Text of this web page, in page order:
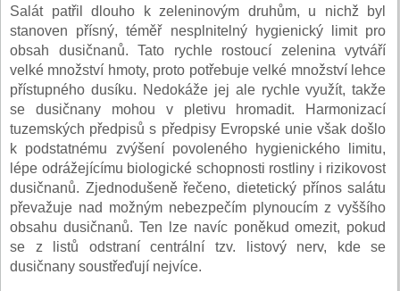
Salát patřil dlouho k zeleninovým druhům, u nichž byl
stanoven přísný, téměř nesplnitelný hygienický limit pro
obsah dusičnanů. Tato rychle rostoucí zelenina vytváří
velké množství hmoty, proto potřebuje velké množství lehce
přístupného dusíku. Nedokáže jej ale rychle využít, takže
se dusičnany mohou v pletivu hromadit. Harmonizací
tuzemských předpisů s předpisy Evropské unie však došlo
k podstatnému zvýšení povoleného hygienického limitu,
lépe odrážejícímu biologické schopnosti rostliny i rizikovost
dusičnanů. Zjednodušeně řečeno, dietetický přínos salátu
převažuje nad možným nebezpečím plynoucím z vyššího
obsahu dusičnanů. Ten lze navíc poněkud omezit, pokud
se z listů odstraní centrální tzv. listový nerv, kde se
dusičnany soustřeďují nejvíce.